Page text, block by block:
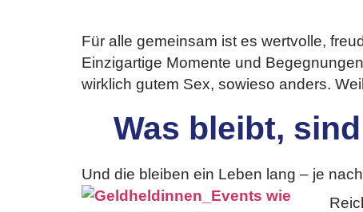
Für alle gemeinsam ist es wertvolle,
Einzigartige Momente und
wirklich gutem Sex, sowieso anders.
Was bleibt,
Und die bleiben ein Leben lang – je